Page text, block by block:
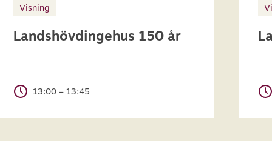
Visning
Landshövdingehus 150 år
13:00 – 13:45